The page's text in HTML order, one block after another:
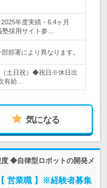
年度実績・6.4ヶ月
採用サイト参…
部署により異なります。
土日祝）◆祝日※休日出
有給…
気になる
◆自律型ロボットの開発メ
営業職 】※経験者募集